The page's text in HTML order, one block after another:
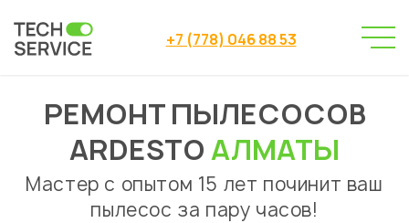
+7 (778) 046 88 53
Сервисный центр → Ремонт пылесосов
Ремонт пылесосов Ardesto Алматы
РЕМОНТ ПЫЛЕСОСОВ
ARDESTOАЛМАТЫ
Мастер с опытом 15 лет починит ваш
пылесос за пару часов!